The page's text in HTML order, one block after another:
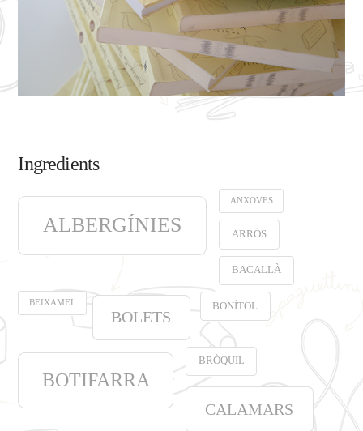
Ingredients
ALBERGÍNIES
ANXOVES
ARRÒS
BACALLÀ
BEIXAMEL
BOLETS
BONÍTOL
BOTIFARRA
BRÒQUIL
CALAMARS